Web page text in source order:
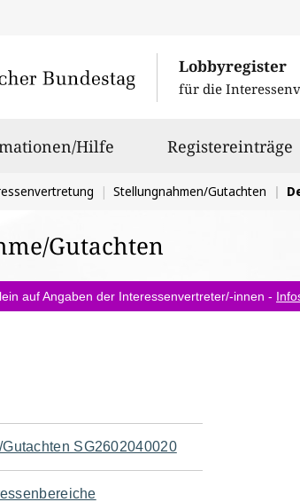
Lobbyregister
für die
Hilfe Registereinträge
Stellungnahmen/Gutachten
Gutachten
auf Angaben der Interessenvertreter/-innen -
SG2602040020